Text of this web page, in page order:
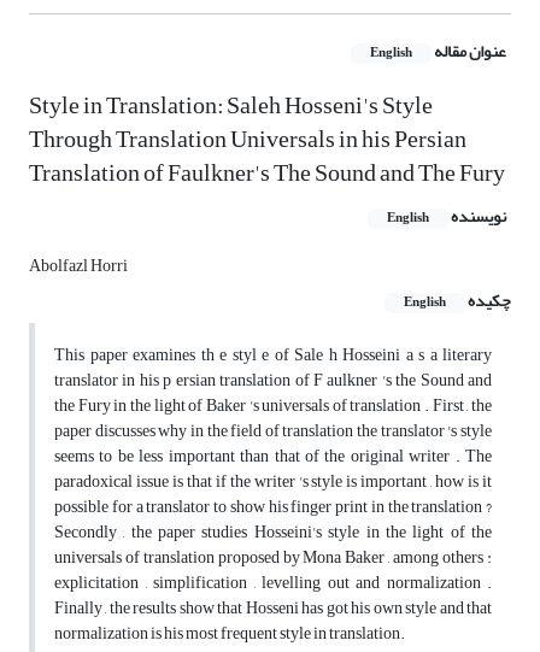
عنوان مقاله English
Style in Translation: Saleh Hosseni's Style
Through Translation Universals in his Persian
Translation of Faulkner's The Sound and The Fury
نویسنده English
Abolfazl Horri
چکیده
English
This paper examines th e styl e of Sale h Hosseini a s a literary
translator in his p ersian translation of F aulkner 's the Sound and
the Fury in the light of Baker 's universals of translation . First , the
paper discusses why in the field of translation the translator 's style
seems to be less important than that of the original writer . The
paradoxical issue is that if the writer 's style is important , how is it
possible for a translator to show his finger print in the translation ?
Secondly , the paper studies Hosseini's style in the light of the
universals of translation proposed by Mona Baker , among others :
explicitation , simplification , levelling out and normalization .
Finally , the results show that Hosseni has got his own style and that
normalization is his most frequent style in translation.